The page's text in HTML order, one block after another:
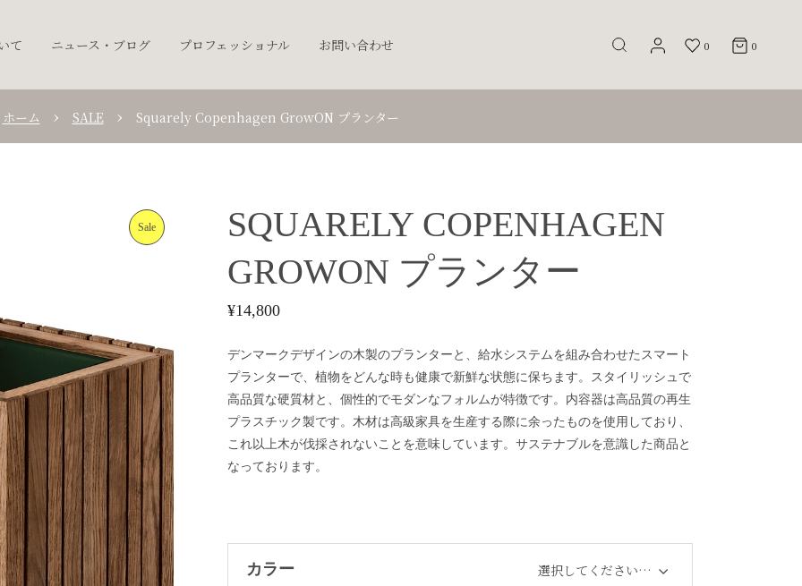
て ニュース・ブログ プロフェッショナル お問い合わせ 0 0
ホーム SALE Squarely Copenhagen GrowON プランター
Sale
SQUARELY COPENHAGEN
GROWON プランター
¥14,800
デンマークデザインの木製のプランターと、給水システムを組み合わせたスマート
プランターで、植物をどんな時も健康で新鮮な状態に保ちます。スタイリッシュで
高品質な硬質材と、個性的でモダンなフォルムが特徴です。内容器は高品質の再生
プラスチック製です。木材は高級家具を生産する際に余ったものを使用しており、
これ以上木が伐採されないことを意味しています。サステナブルを意識した商品と
なっております。
カラー 選択してください…